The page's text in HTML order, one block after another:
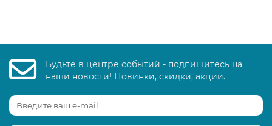
Будьте в центре событий - подпишитесь на
наши новости! Новинки, скидки, акции.